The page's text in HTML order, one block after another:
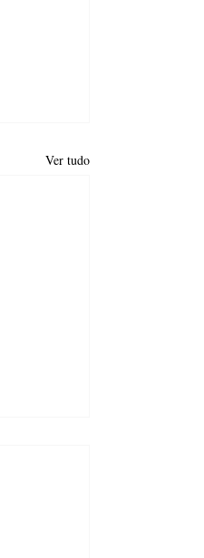
Ver tudo